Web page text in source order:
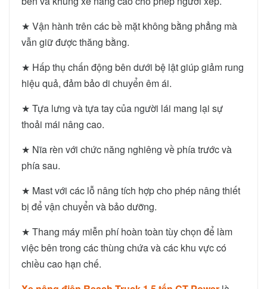
★ Vận hành trên các bề mặt không bằng phẳng mà
vẫn giữ được thăng bằng.
★ Hấp thụ chấn động bên dưới bệ lật giúp giảm rung
hiệu quả, đảm bảo di chuyển êm ái.
★ Tựa lưng và tựa tay của người lái mang lại sự
thoải mái nâng cao.
★ Nĩa rèn với chức năng nghiêng về phía trước và
phía sau.
★ Mast với các lỗ nâng tích hợp cho phép nâng thiết
bị để vận chuyển và bảo dưỡng.
★ Thang máy miễn phí hoàn toàn tùy chọn để làm
việc bên trong các thùng chứa và các khu vực có
chiều cao hạn chế.